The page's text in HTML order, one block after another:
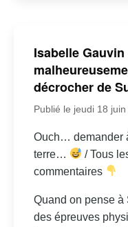
Isabelle
décrocher de
Publié le jeudi 18
Ouch… demander
terre…
/ Tous
commentaires
Quand on pense à
des épreuves